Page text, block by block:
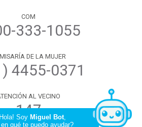
COM
333-1055
DE LA MUJER
4455-0371
AL VECINO
147